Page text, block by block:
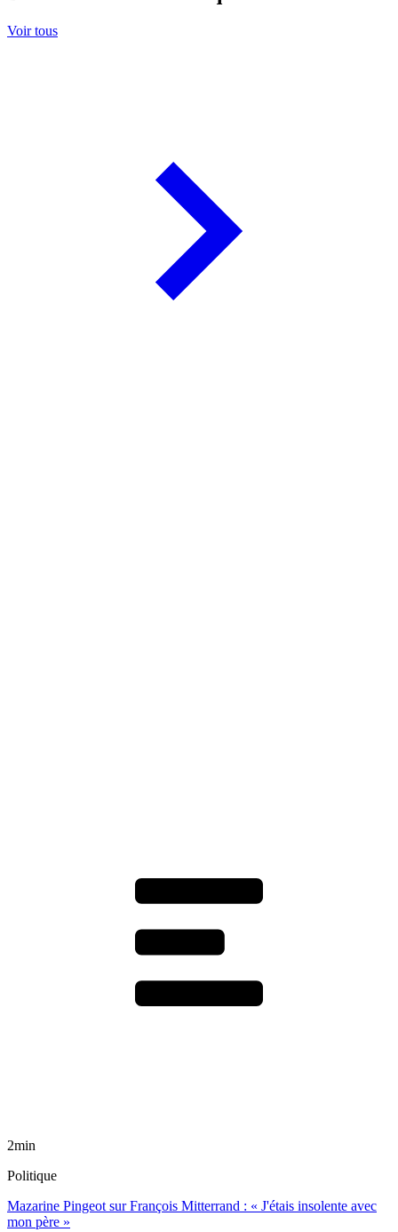
Voir tous
2min
Politique
Mazarine Pingeot sur François Mitterrand : « J'étais insolente avec
mon père »